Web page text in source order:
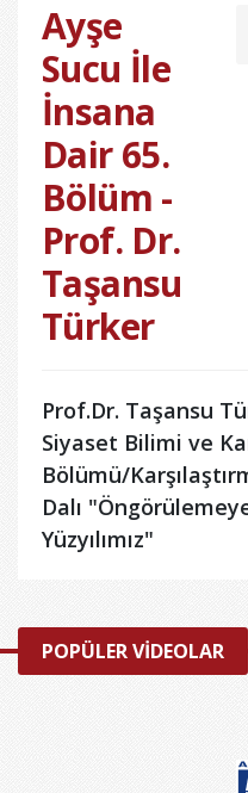
Ayşe
Sucu İle
İnsana
Dair 65.
Bölüm -
Prof. Dr.
Taşansu
Türker
Prof.Dr. Taşansu
Siyaset Bilimi ve
Bölümü/
Dalı
Yüzyılımız"
POPÜLER VİDEOLAR